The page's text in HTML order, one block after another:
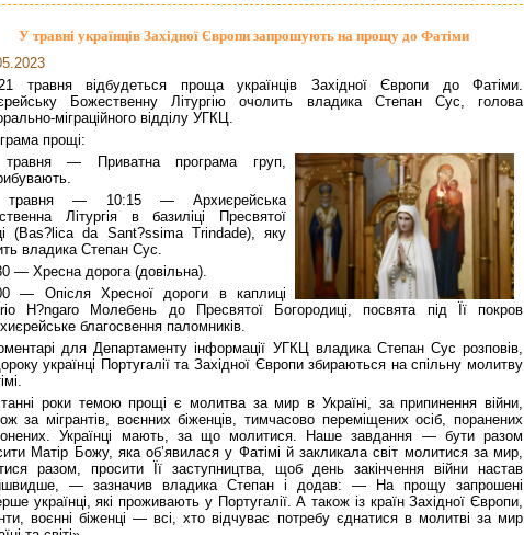
У травні українців Західної Європи запрошують на прощу до Фатіми
травня відбудеться проща українців Західної Європи до Фатіми.
Божественну Літургію очолить владика Степан Сус, голова
міграційного відділу УГКЦ.
прощі:
— Приватна програма груп,
— 10:15 — Архиєрейська
Літургія в базиліці Пресвятої
(Bas?lica da Sant?ssima Trindade), яку
владика Степан Сус.
— Хресна дорога (довільна).
— Опісля Хресної дороги в каплиці
H?ngaro Молебень до Пресвятої Богородиці, посвята під Її покров
благосвення паломників.
для Департаменту інформації УГКЦ владика Степан Сус розповів,
українці Португалії та Західної Європи збираються на спільну молитву
роки темою прощі є молитва за мир в Україні, за припинення війни,
за мігрантів, воєнних біженців, тимчасово переміщених осіб, поранених
Українці мають, за що молитися. Наше завдання — бути разом
Матір Божу, яка об’явилася у Фатімі й закликала світ молитися за мир,
разом, просити Її заступництва, щоб день закінчення війни настав
— зазначив владика Степан і додав: — На прощу запрошені
українці, які проживають у Португалії. А також із країн Західної Європи,
воєнні біженці — всі, хто відчуває потребу єднатися в молитві за мир